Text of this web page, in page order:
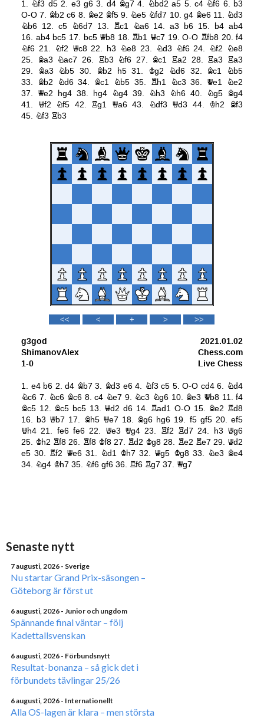
Senaste nytt
7 augusti, 2026 - Sverige
Nu startar Grand Prix-säsongen –
Göteborg är först ut
6 augusti, 2026 - Junior och ungdom
Spännande final väntar – följ
Kadettallsvenskan
6 augusti, 2026 - Förbundsnytt
Resultat-bonanza – så gick det i
förbundets tävlingar 25/26
6 augusti, 2026 - Internationellt
Alla OS-lagen är klara – men största